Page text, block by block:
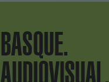
BASQUE.
AUDIOVISUAL.